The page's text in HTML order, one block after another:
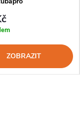
ZOBRAZIT